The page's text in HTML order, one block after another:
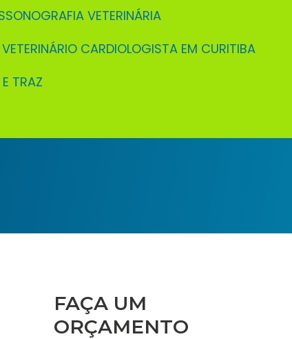
VETERINÁRIA
VETERINÁRIO CARDIOLOGISTA EM CURITIBA
E TRAZ
FAÇA UM
ORÇAMENTO